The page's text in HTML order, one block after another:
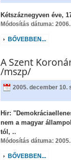
Kétszáznegyven éve,
Módosítás dátuma:
BŐVEBBEN...
A Szent
/mszp/
2005. december 10.
Hir:
nem a magyar
tól, ..
Módosítás dátuma:
BŐVEBBEN...